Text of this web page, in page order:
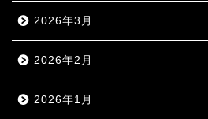
2026年3月
2026年2月
2026年1月